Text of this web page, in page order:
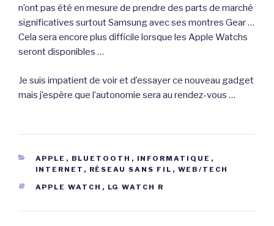
n’ont pas été en mesure de prendre des parts de marché
significatives surtout Samsung avec ses montres Gear …
Cela sera encore plus difficile lorsque les Apple Watchs
seront disponibles …
Je suis impatient de voir et d’essayer ce nouveau gadget
mais j’espère que l’autonomie sera au rendez-vous …
CATÉGORIES
APPLE , BLUETOOTH , INFORMATIQUE ,
INTERNET , RÉSEAU SANS FIL , WEB/TECH
ÉTIQUETTES
APPLE WATCH , LG WATCH R